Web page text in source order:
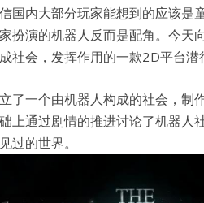
国内大部分玩家能想到的应该是
扮演的机器人反而是配角。今天
社会，发挥作用的一款2D平台潜
了一个由机器人构成的社会，制
上通过剧情的推进讨论了机器人
过的世界。